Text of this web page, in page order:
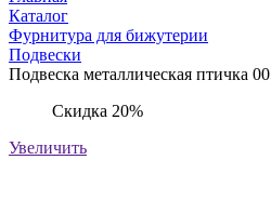
Каталог
Фурнитура для бижутерии
Подвески
Подвеска металлическая птичка
Скидка 20%
Увеличить